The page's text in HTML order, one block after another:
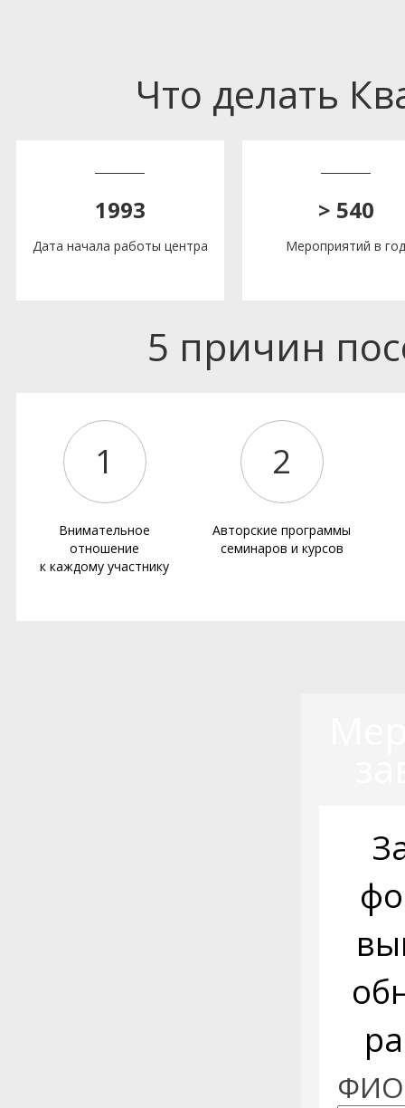
Что делать
1993
Дата начала работы центра
> 540
Мероприятий в год
5 причин
1
Внимательное
отношение
к каждому участнику
2
Авторские программы
семинаров и курсов